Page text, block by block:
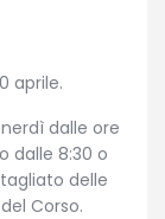
aprile.
dalle ore
dalle 8:30 o
delle
Corso.